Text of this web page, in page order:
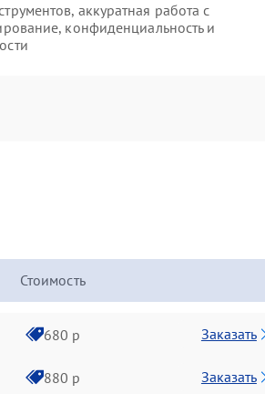
аккуратная работа с
конфиденциальность и
Стоимость
680 р Заказать
880 р Заказать